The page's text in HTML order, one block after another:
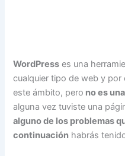
WordPress es una
cualquier tipo de web y por
este ámbito, pero no es
alguna vez tuviste una
alguno de los problemas
continuación habrás